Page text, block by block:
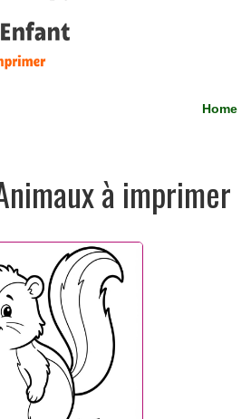
Home
à imprimer